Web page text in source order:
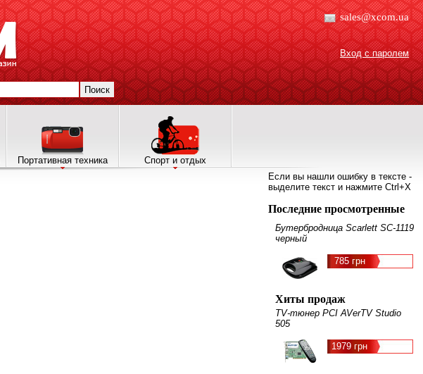
sales@xcom.ua
Вход с паролем
Поиск
Портативная техника Спорт и отдых
Если вы нашли ошибку в тексте -
выделите текст и нажмите Ctrl+X
Последние просмотренные
Бутербродница Scarlett SC-1119
черный
785 грн
Хиты продаж
TV-тюнер PCI AVerTV Studio
505
1979 грн